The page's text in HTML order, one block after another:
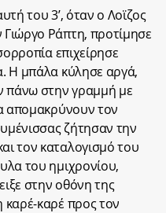
του 3’, όταν ο Λοϊζος
Ράπτη, προτίμησε
επιχείρησε
Η μπάλα κύλησε αργά,
πάνω στην γραμμή με
απομακρύνουν τον
ζήτησαν την
τον καταλογισμό του
του ημιχρονίου,
στην οθόνη της
καρέ προς τον